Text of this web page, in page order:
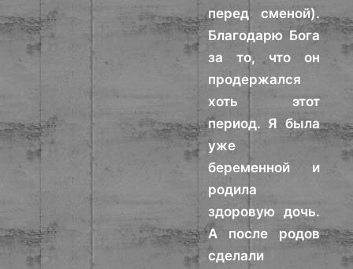
перед сменой).
Благодарю Бога
за то, что он
продержался
хоть этот
период. Я была
уже
беременной и
родила
здоровую дочь.
А после родов
сделали